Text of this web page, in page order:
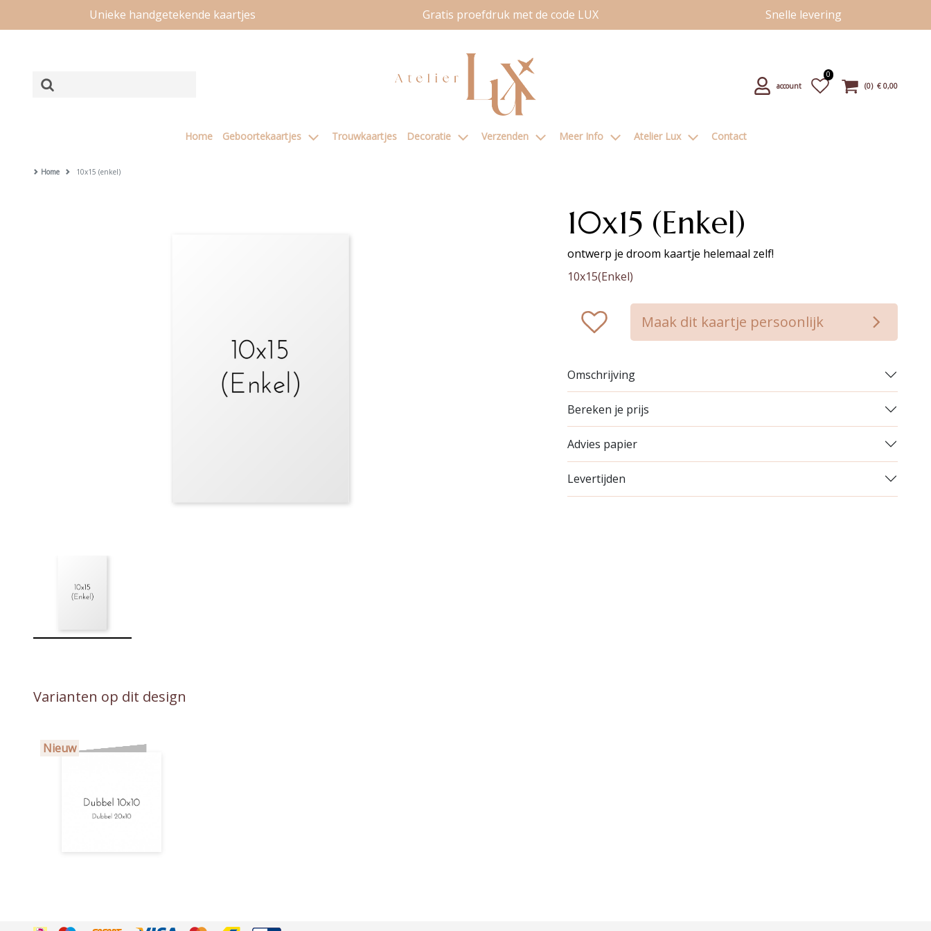
Unieke handgetekende kaartjes Gratis proefdruk met de code LUX Snelle levering
account
0
(0) € 0,00
Home Geboortekaartjes Trouwkaartjes Decoratie Verzenden Meer Info Atelier Lux Contact
Home 10x15 (enkel)
10x15 (Enkel)
ontwerp je droom kaartje helemaal zelf!
10x15(Enkel)
Maak dit kaartje persoonlijk
Omschrijving
Bereken je prijs
Advies papier
Levertijden
Varianten op dit design
Nieuw